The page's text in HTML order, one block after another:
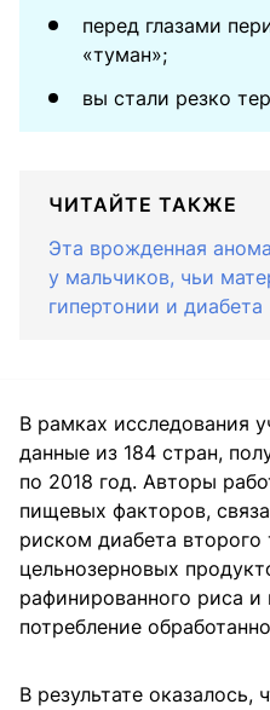
перед глазами
«туман»;
вы стали резко
ЧИТАЙТЕ ТАКЖЕ
Эта врожденная
у мальчиков, чьи
гипертонии и диабета
В рамках исследования
данные из 184 стран,
по 2018 год. Авторы
пищевых факторов,
риском диабета второго
цельнозерновых
рафинированного риса
потребление
В результате